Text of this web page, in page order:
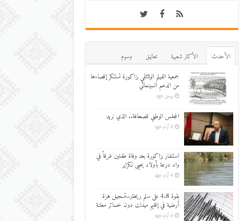
اﻷحدث اﻷكثر شعبية تعاليق
وسوم
جمعية الفيلم الوثائقي بزاكورة تستنكر إقصاءها
من الدعم السينمائي
يومين ago
المجلس الوطني للصحافة.. الذي نريد
4 أيام ago
استنفار بزاكورة بعد وفاة طفلين غرقاً في
واد درعة بأولاد يحيى لكراير
4 أيام ago
بقوة 4.8 على سلم ريختر..تسجيل هزة
أرضية في إقليم ميدلت دون خسائر معلنة
6 أيام ago